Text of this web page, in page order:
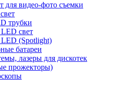
для видео-фото съемки
трубки
свет
(Spotlight)
батареи
лазеры для дискотек
прожекторы)